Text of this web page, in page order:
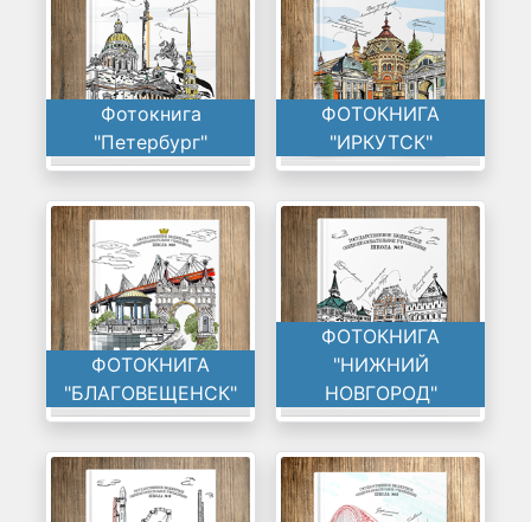
Фотокнига
"Петербург"
ФОТОКНИГА
"ИРКУТСК"
ФОТОКНИГА
"БЛАГОВЕЩЕНСК"
ФОТОКНИГА
"НИЖНИЙ
НОВГОРОД"